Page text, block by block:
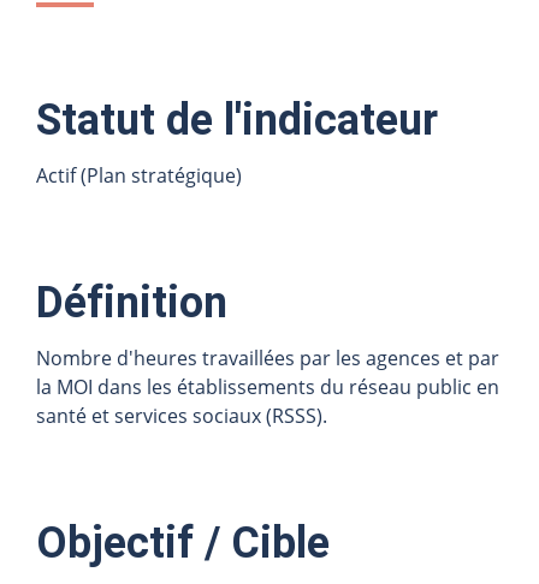
Statut de l'indicateur
Actif (Plan stratégique)
Définition
Nombre d'heures travaillées par les agences et par
la MOI dans les établissements du réseau public en
santé et services sociaux (RSSS).
Objectif / Cible